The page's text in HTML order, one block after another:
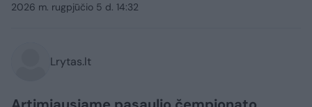
2026 m. rugpjūčio 5 d. 14:32
Lrytas.lt